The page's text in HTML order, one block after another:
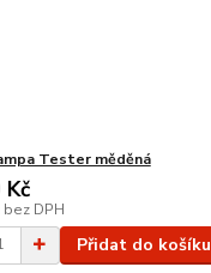
Tester měděná
bez DPH
Přidat do košíku